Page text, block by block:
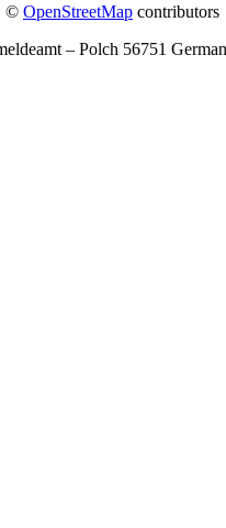
| © OpenStreetMap contributors
– Polch 56751